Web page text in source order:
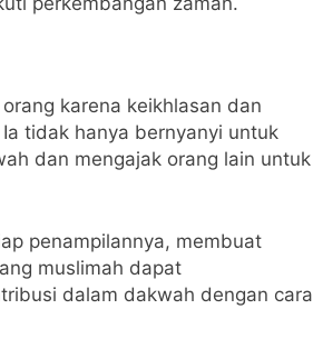
karena keikhlasan dan
tidak hanya bernyanyi untuk
dan mengajak orang lain untuk
penampilannya, membuat
muslimah dapat
dalam dakwah dengan cara